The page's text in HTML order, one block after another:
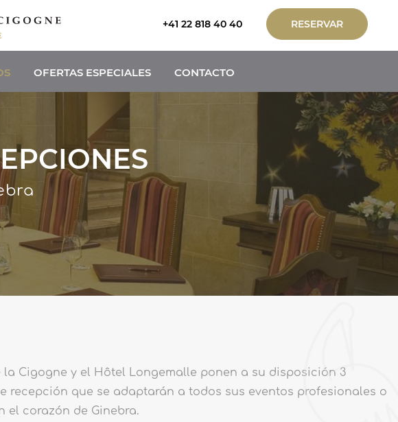
+41 22 818 40 40 RESERVAR
OFERTAS ESPECIALES CONTACTO
la Cigogne y el Hôtel Longemalle ponen a su disposición 3
recepción que se adaptarán a todos sus eventos profesionales o
el corazón de Ginebra.